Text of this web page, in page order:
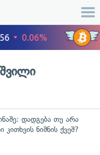
დადგება თუ არა
კითხვის ნიშნის ქვეშ?